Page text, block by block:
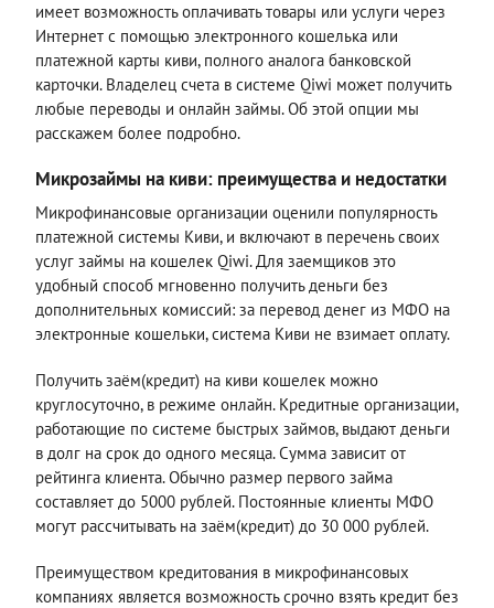
имеет возможность оплачивать товары или услуги через
Интернет с помощью электронного кошелька или
платежной карты киви, полного аналога банковской
карточки. Владелец счета в системе Qiwi может получить
любые переводы и онлайн займы. Об этой опции мы
расскажем более подробно.
Микрозаймы на киви: преимущества и недостатки
Микрофинансовые организации оценили популярность
платежной системы Киви, и включают в перечень своих
услуг займы на кошелек Qiwi. Для заемщиков это
удобный способ мгновенно получить деньги без
дополнительных комиссий: за перевод денег из МФО на
электронные кошельки, система Киви не взимает оплату.
Получить заём(кредит) на киви кошелек можно
круглосуточно, в режиме онлайн. Кредитные организации,
работающие по системе быстрых займов, выдают деньги
в долг на срок до одного месяца. Сумма зависит от
рейтинга клиента. Обычно размер первого займа
составляет до 5000 рублей. Постоянные клиенты МФО
могут рассчитывать на заём(кредит) до 30 000 рублей.
Преимуществом кредитования в микрофинансовых
компаниях является возможность срочно взять кредит без